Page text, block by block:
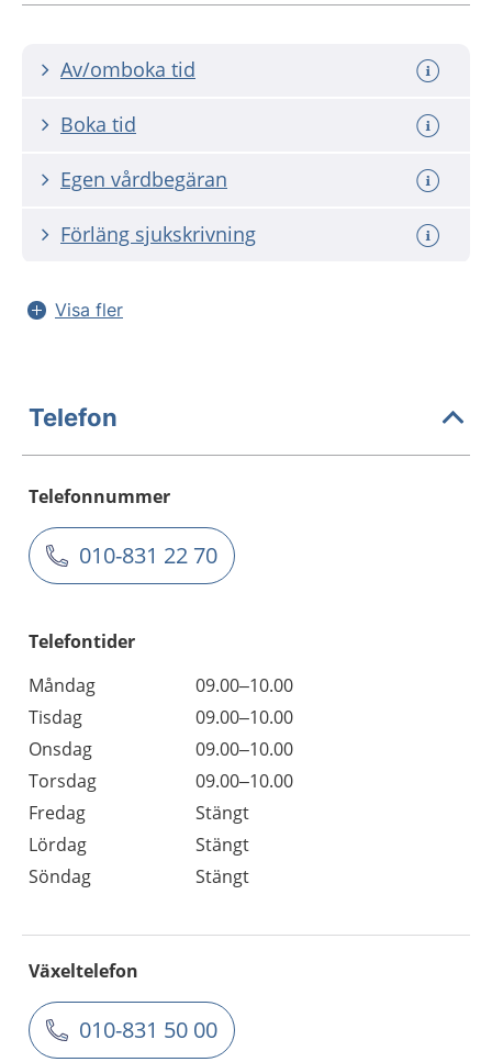
Av/omboka tid
Boka tid
Egen vårdbegäran
Förläng sjukskrivning
Visa fler
Telefon
Telefonnummer
010-831 22 70
Telefontider
Måndag
09.00–10.00
Tisdag
09.00–10.00
Onsdag
09.00–10.00
Torsdag
09.00–10.00
Fredag
Stängt
Lördag
Stängt
Söndag
Stängt
Växeltelefon
010-831 50 00